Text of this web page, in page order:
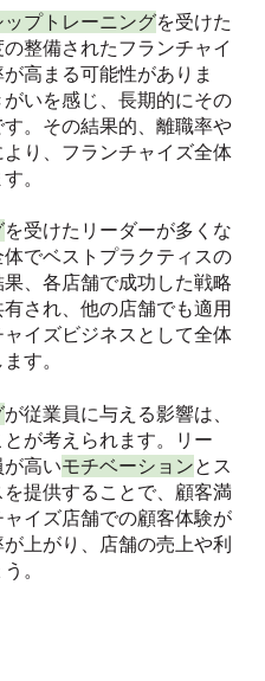
ップトレーニングを受けた
整備されたフランチャイ
高まる可能性がありま
いを感じ、長期的にその
。その結果的、離職率や
り、フランチャイズ全体
。
を受けたリーダーが多くな
でベストプラクティスの
、各店舗で成功した戦略
され、他の店舗でも適用
イズビジネスとして全体
す。
が従業員に与える影響は、
が考えられます。リー
高いモチベーションとス
提供することで、顧客満
イズ店舗での顧客体験が
上がり、店舗の売上や利
。